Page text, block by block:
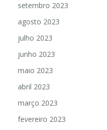
setembro 2023
agosto 2023
julho 2023
junho 2023
maio 2023
abril 2023
março 2023
fevereiro 2023